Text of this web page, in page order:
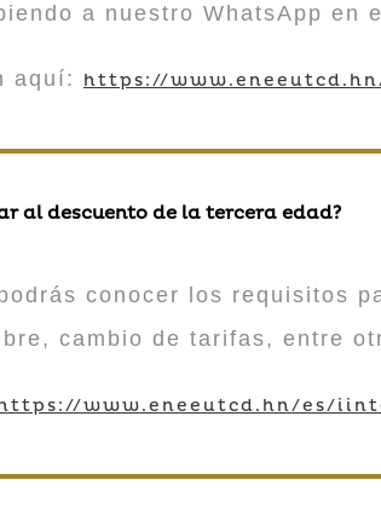
a nuestro WhatsApp en
aquí: https://
al descuento de la tercera edad?
conocer los requisitos
cambio de tarifas, entre
www.eneeutcd.hn/es/